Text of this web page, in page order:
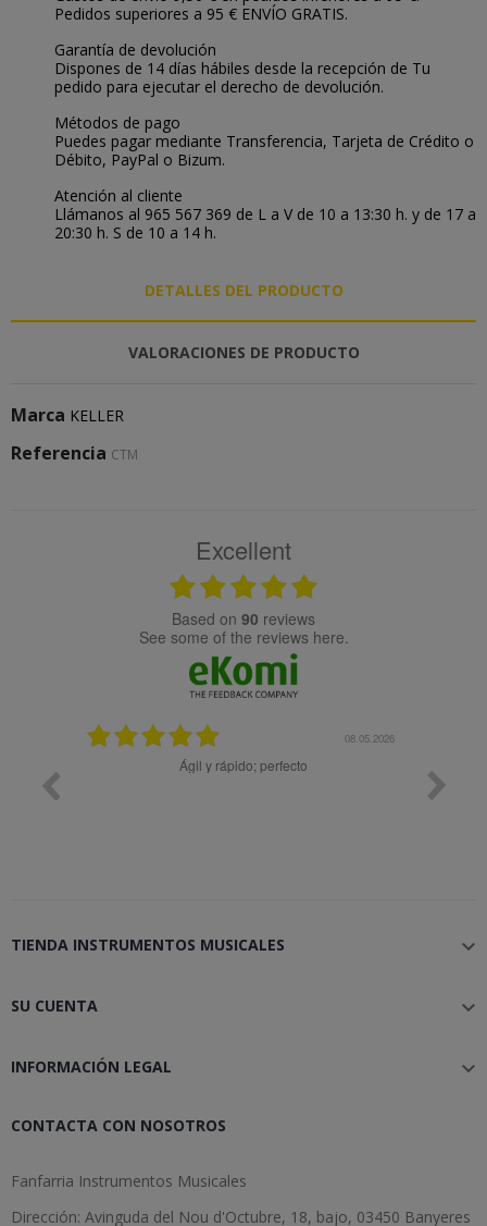
Pedidos superiores a 95 € ENVÍO GRATIS.
Garantía de devolución
Dispones de 14 días hábiles desde la recepción de Tu
pedido para ejecutar el derecho de devolución.
Métodos de pago
Puedes pagar mediante Transferencia, Tarjeta de Crédito o
Débito, PayPal o Bizum.
Atención al cliente
Llámanos al 965 567 369 de L a V de 10 a 13:30 h. y de 17 a
20:30 h. S de 10 a 14 h.
DETALLES DEL PRODUCTO
VALORACIONES DE PRODUCTO
Marca KELLER
Referencia CTM
Excellent
based on 90 reviews
see some of the reviews here.
08.05.2026
Ágil y rápido; perfecto
TIENDA INSTRUMENTOS MUSICALES 
SU CUENTA 
INFORMACIÓN LEGAL 
CONTACTA CON NOSOTROS
Fanfarria Instrumentos Musicales
Dirección: Avinguda del Nou d'Octubre, 18, bajo, 03450 Banyeres